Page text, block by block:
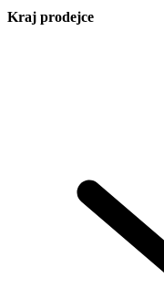
Kraj prodejce